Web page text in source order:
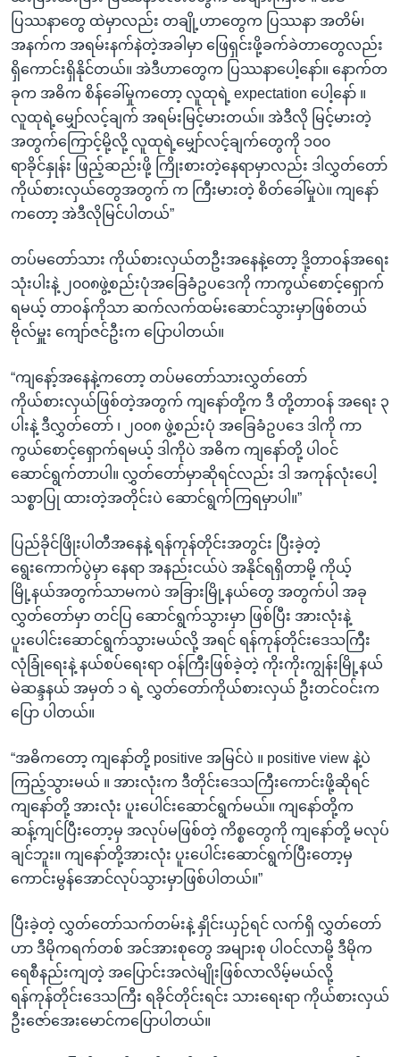
ပြဿနာတွေ ထဲမှာလည်း တချို့ဟာတွေက ပြဿနာ အတိမ်၊
အနက်က အရမ်းနက်နဲတဲ့အခါမှာ ဖြေရှင်းဖို့ခက်ခဲတာတွေလည်း
ရှိကောင်းရှိနိုင်တယ်။ အဲဒီဟာတွေက ပြဿနာပေါ့နော်။ နောက်တ
ခုက အဓိက စိန်ခေါ်မှုကတော့ လူထုရဲ့ expectation ပေါ့နော် ။
လူထုရဲ့မျှော်လင့်ချက် အရမ်းမြင့်မားတယ်။ အဲဒီလို မြင့်မားတဲ့
အတွက်ကြောင့်မို့လို့ လူထုရဲ့မျှော်လင့်ချက်တွေကို ၁၀၀
ရာခိုင်နှုန်း ဖြည့်ဆည်းဖို့ ကြိုးစားတဲ့နေရာမှာလည်း ဒါလွှတ်တော်
ကိုယ်စားလှယ်တွေအတွက် က ကြီးမားတဲ့ စိတ်ခေါ်မှုပဲ။ ကျနော်
ကတော့ အဲဒီလိုမြင်ပါတယ်”
တပ်မတော်သား ကိုယ်စားလှယ်တဦးအနေနဲ့တော့ ဒို့တာဝန်အရေး
သုံးပါးနဲ့ ၂၀၀၈ဖွဲ့စည်းပုံအခြေခံဥပဒေကို ကာကွယ်စောင့်ရှောက်
ရမယ့် တာဝန်ကိုသာ ဆက်လက်ထမ်းဆောင်သွားမှာဖြစ်တယ်
ဗိုလ်မှူး ကျော်ဇင်ဦးက ပြောပါတယ်။
“ကျနော့်အနေနဲ့ကတော့ တပ်မတော်သားလွှတ်တော်
ကိုယ်စားလှယ်ဖြစ်တဲ့အတွက် ကျနော်တို့က ဒီ တို့တာဝန် အရေး ၃
ပါးနဲ့ ဒီလွှတ်တော် ၊ ၂၀၀၈ ဖွဲ့စည်းပုံ အခြေခံဥပဒေ ဒါကို ကာ
ကွယ်စောင့်ရှောက်ရမယ့် ဒါကိုပဲ အဓိက ကျနော်တို့ ပါဝင်
ဆောင်ရွက်တာပါ။ လွှတ်တော်မှာဆိုရင်လည်း ဒါ အကုန်လုံးပေါ့
သစ္စာပြု ထားတဲ့အတိုင်းပဲ ဆောင်ရွက်ကြရမှာပါ။”
ပြည်ခိုင်ဖြိုးပါတီအနေနဲ့ ရန်ကုန်တိုင်းအတွင်း ပြီးခဲ့တဲ့
ရွေးကောက်ပွဲမှာ နေရာ အနည်းငယ်ပဲ အနိုင်ရရှိတာမို့ ကိုယ့်
မြို့နယ်အတွက်သာမကပဲ အခြားမြို့နယ်တွေ အတွက်ပါ အခု
လွှတ်တော်မှာ တင်ပြ ဆောင်ရွက်သွားမှာ ဖြစ်ပြီး အားလုံးနဲ့
ပူးပေါင်းဆောင်ရွက်သွားမယ်လို့ အရင် ရန်ကုန်တိုင်းဒေသကြီး
လုံခြုံရေးနဲ့ နယ်စပ်ရေးရာ ဝန်ကြီးဖြစ်ခဲ့တဲ့ ကိုးကိုးကျွန်းမြို့နယ်
မဲဆန္ဒနယ် အမှတ် ၁ ရဲ့ လွှတ်တော်ကိုယ်စားလှယ် ဦးတင်ဝင်းက
ပြော ပါတယ်။
“အဓိကတော့ ကျနော်တို့ positive အမြင်ပဲ ။ positive view နဲ့ပဲ
ကြည့်သွားမယ် ။ အားလုံးက ဒီတိုင်းဒေသကြီးကောင်းဖို့ဆိုရင်
ကျနော်တို့ အားလုံး ပူးပေါင်းဆောင်ရွက်မယ်။ ကျနော်တို့က
ဆန့်ကျင်ပြီးတော့မှ အလုပ်မဖြစ်တဲ့ ကိစ္စတွေကို ကျနော်တို့ မလုပ်
ချင်ဘူး။ ကျနော်တို့အားလုံး ပူးပေါင်းဆောင်ရွက်ပြီးတော့မှ
ကောင်းမွန်အောင်လုပ်သွားမှာဖြစ်ပါတယ်။”
ပြီးခဲ့တဲ့ လွှတ်တော်သက်တမ်းနဲ့ နှိုင်းယှဉ်ရင် လက်ရှိ လွှတ်တော်
ဟာ ဒီမိုကရက်တစ် အင်အားစုတွေ အများစု ပါဝင်လာမို့ ဒီမိုက
ရေစီနည်းကျတဲ့ အပြောင်းအလဲမျိုးဖြစ်လာလိမ့်မယ်လို့
ရန်ကုန်တိုင်းဒေသကြီး ရခိုင်တိုင်းရင်း သားရေးရာ ကိုယ်စားလှယ်
ဦးဇော်အေးမောင်ကပြောပါတယ်။